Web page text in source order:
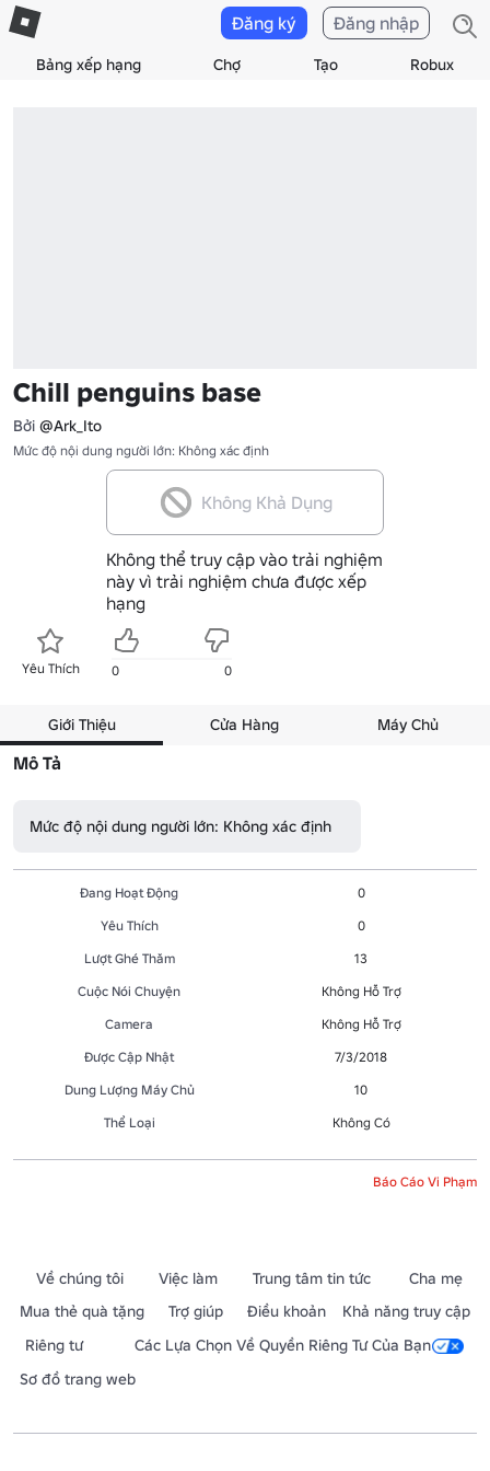
Bảng xếp hạng Chợ Tạo Robux
Đăng ký Đăng nhập
Chill penguins base
Bởi @Ark_Ito
Mức độ nội dung người lớn: Không xác định
Không Khả Dụng
Không thể truy cập vào trải nghiệm
này vì trải nghiệm chưa được xếp
hạng
Yêu Thích 0 0
Giới Thiệu Cửa Hàng Máy Chủ
Mô Tả
Mức độ nội dung người lớn: Không xác định
Đang Hoạt Động
0
Yêu Thích
0
Lượt Ghé Thăm
13
Cuộc Nói Chuyện
Không Hỗ Trợ
Camera
Không Hỗ Trợ
Được Cập Nhật
7/3/2018
Dung Lượng Máy Chủ
10
Thể Loại
Không Có
Báo Cáo Vi Phạm
Về chúng tôi Việc làm Trung tâm tin tức
Cha mẹ
Mua thẻ quà tặng
Trợ giúp Điều khoản
Khả năng truy cập
Riêng tư
Các Lựa Chọn Về Quyền Riêng Tư Của Bạn
Sơ đồ trang web